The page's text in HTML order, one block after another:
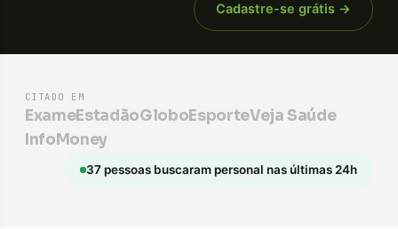
Cadastre-se grátis →
CITADO EM
ExameEstadãoGloboEsporteVeja Saúde
InfoMoney
37 pessoas buscaram personal nas últimas 24h